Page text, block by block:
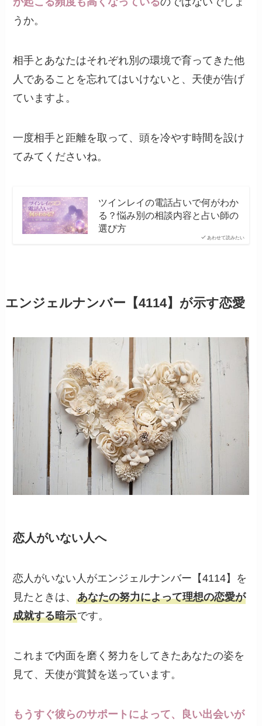
うか。
相手とあなたはそれぞれ別の環境で育ってきた他
人であることを忘れてはいけないと、天使が告げ
ていますよ。
一度相手と距離を取って、頭を冷やす時間を設け
てみてくださいね。
あわせて読みたい
ツインレイの電話占いで何がわか
る？悩み別の相談内容と占い師の
選び方
エンジェルナンバー【4114】が示す恋愛
恋人がいない人へ
恋人がいない人がエンジェルナンバー【4114】を
見たときは、あなたの努力によって理想の恋愛が
成就する暗示です。
これまで内面を磨く努力をしてきたあなたの姿を
見て、天使が賞賛を送っています。
もうすぐ彼らのサポートによって、良い出会いが